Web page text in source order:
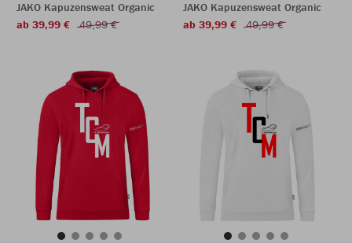
JAKO Kapuzensweat Organic
ab 39,99 €
49,99 €
JAKO Kapuzensweat Organic
ab 39,99 €
49,99 €